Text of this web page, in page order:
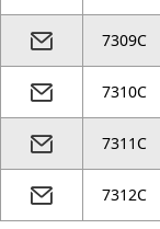
7309C
7310C
7311C
7312C